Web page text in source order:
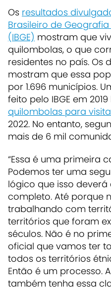
Os resultados
Brasileiro de Geografia
(IBGE) mostram que
quilombolas, o que
residentes no país. Os
mostram que essa
por 1.696 municípios.
feito pelo IBGE em
quilombolas para
2022. No entanto,
mais de 6 mil
“Essa é uma primeira
Podemos ter uma
lógico que isso
completo. Até porque
trabalhando com
territórios que foram
séculos. Não é no
oficial que vamos ter
todos os territórios
Então é um processo.
também tenha essa